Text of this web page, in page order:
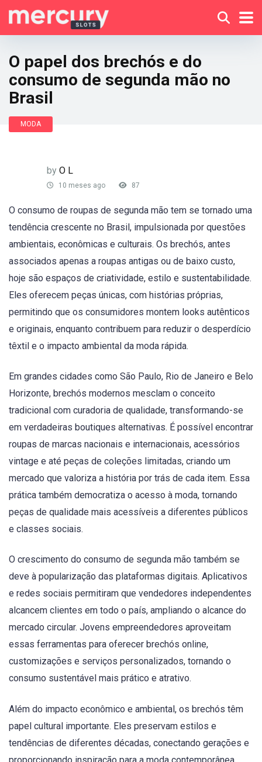
O papel dos brechós e do
consumo de segunda mão no
Brasil
MODA
by O L
10 meses ago 87
O consumo de roupas de segunda mão tem se tornado uma
tendência crescente no Brasil, impulsionada por questões
ambientais, econômicas e culturais. Os brechós, antes
associados apenas a roupas antigas ou de baixo custo,
hoje são espaços de criatividade, estilo e sustentabilidade.
Eles oferecem peças únicas, com histórias próprias,
permitindo que os consumidores montem looks autênticos
e originais, enquanto contribuem para reduzir o desperdício
têxtil e o impacto ambiental da moda rápida.
Em grandes cidades como São Paulo, Rio de Janeiro e Belo
Horizonte, brechós modernos mesclam o conceito
tradicional com curadoria de qualidade, transformando-se
em verdadeiras boutiques alternativas. É possível encontrar
roupas de marcas nacionais e internacionais, acessórios
vintage e até peças de coleções limitadas, criando um
mercado que valoriza a história por trás de cada item. Essa
prática também democratiza o acesso à moda, tornando
peças de qualidade mais acessíveis a diferentes públicos
e classes sociais.
O crescimento do consumo de segunda mão também se
deve à popularização das plataformas digitais. Aplicativos
e redes sociais permitiram que vendedores independentes
alcancem clientes em todo o país, ampliando o alcance do
mercado circular. Jovens empreendedores aproveitam
essas ferramentas para oferecer brechós online,
customizações e serviços personalizados, tornando o
consumo sustentável mais prático e atrativo.
Além do impacto econômico e ambiental, os brechós têm
papel cultural importante. Eles preservam estilos e
tendências de diferentes décadas, conectando gerações e
proporcionando inspiração para a moda contemporânea.